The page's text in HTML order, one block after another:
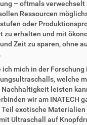
– oftmals verwechselt
Ressourcen
oder
zu erhalten und mit
Zeit zu sparen, ohne
mich in der
welche
Nachhaltigkeit leisten
wir am INATECH
exotische
Ultraschall auf